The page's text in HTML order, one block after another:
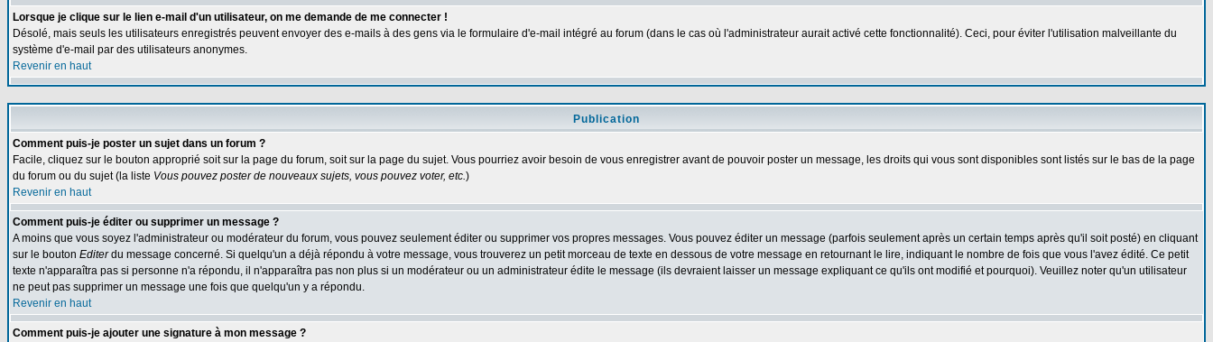
Lorsque je clique sur le lien e-mail d'un utilisateur, on me demande de me connecter !
Désolé, mais seuls les utilisateurs enregistrés peuvent envoyer des e-mails à des gens via le formulaire d'e-mail intégré au forum (dans le cas où l'administrateur aurait activé cette fonctionnalité). Ceci, pour éviter l'utilisation malveillante du
système d'e-mail par des utilisateurs anonymes.
Revenir en haut
Publication
Comment puis-je poster un sujet dans un forum ?
Facile, cliquez sur le bouton approprié soit sur la page du forum, soit sur la page du sujet. Vous pourriez avoir besoin de vous enregistrer avant de pouvoir poster un message, les droits qui vous sont disponibles sont listés sur le bas de la page
du forum ou du sujet (la liste Vous pouvez poster de nouveaux sujets, vous pouvez voter, etc.)
Revenir en haut
Comment puis-je éditer ou supprimer un message ?
A moins que vous soyez l'administrateur ou modérateur du forum, vous pouvez seulement éditer ou supprimer vos propres messages. Vous pouvez éditer un message (parfois seulement après un certain temps après qu'il soit posté) en cliquant
sur le bouton Editerdu message concerné. Si quelqu'un a déjà répondu à votre message, vous trouverez un petit morceau de texte en dessous de votre message en retournant le lire, indiquant le nombre de fois que vous l'avez édité. Ce petit
texte n'apparaîtra pas si personne n'a répondu, il n'apparaîtra pas non plus si un modérateur ou un administrateur édite le message (ils devraient laisser un message expliquant ce qu'ils ont modifié et pourquoi). Veuillez noter qu'un utilisateur
ne peut pas supprimer un message une fois que quelqu'un y a répondu.
Revenir en haut
Comment puis-je ajouter une signature à mon message ?